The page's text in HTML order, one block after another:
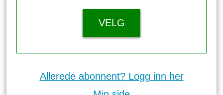
VELG
Allerede abonnent? Logg inn her